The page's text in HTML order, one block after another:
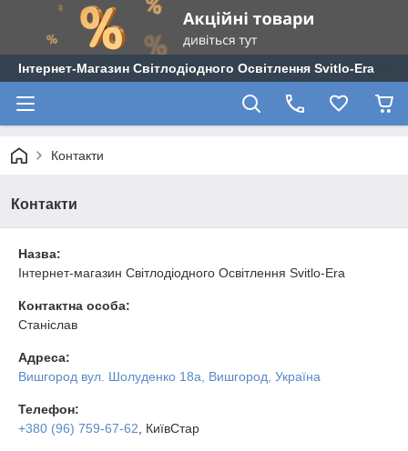
Інтернет-Магазин Світлодіодного Освітлення Svitlo-Era
Контакти
Контакти
Назва:
Інтернет-магазин Світлодіодного Освітлення Svitlo-Era
Контактна особа:
Станіслав
Адреса:
Вишгород вул. Шолуденко 18а, Вишгород, Україна
Телефон:
+380 (96) 759-67-62 , КиївСтар